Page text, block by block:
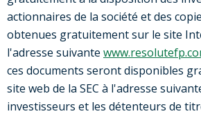
actionnaires de la société et des
obtenues gratuitement sur le site
l'adresse suivante
ces documents seront disponibles
site web de la SEC à l'adresse
investisseurs et les détenteurs de